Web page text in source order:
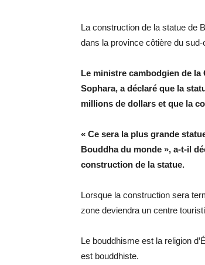
La construction de la statue de
dans la province côtière du
Le ministre cambodgien de la
Sophara, a déclaré que la
millions de dollars et que la
« Ce sera la plus grande
Bouddha du monde », a-t-il
construction de la statue.
Lorsque la construction sera
zone deviendra un centre
Le bouddhisme est la religion
est bouddhiste.